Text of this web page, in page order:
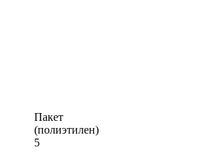
Пакет
(полиэтилен)
5